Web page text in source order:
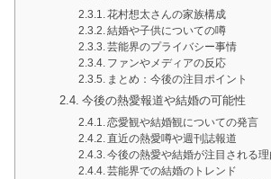
花村想太さんの家族構成
結婚や子供についての噂
芸能界のプライバシー事情
ファンやメディアの反応
まとめ：今後の注目ポイント
今後の熱愛報道や結婚の可能性
恋愛観や結婚観についての発言
直近の熱愛噂や週刊誌報道
今後の熱愛や結婚が注目される理
芸能界での結婚のトレンド